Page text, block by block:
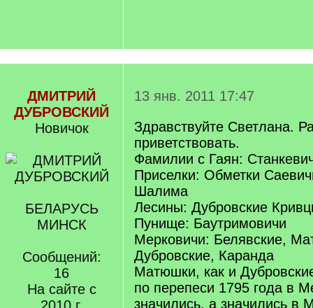
ДМИТРИЙ
ДУБРОВСКИЙ
Новичок
БЕЛАРУСЬ
МИНСК
Сообщений:
16
На сайте с
13 янв. 2011 17:47
Здравствуйте Светлана.
приветствовать.
Фамилии с Гаян:
Приселки: Обметки
Шалима
Лесины: Дубровские
Пунище: Баутримовичи
Мерковичи: Белявские,
Дубровские, Каранда
Матюшки, как и
по перепеси 1795 года в
значились, а значились в